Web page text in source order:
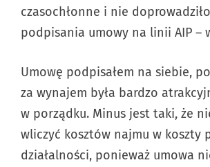
czasochłonne i nie
podpisania umowy na linii AIP –
Umowę podpisałem na siebie,
za wynajem była bardzo
w porządku. Minus jest taki, że
wliczyć kosztów najmu w koszty
działalności, ponieważ umowa